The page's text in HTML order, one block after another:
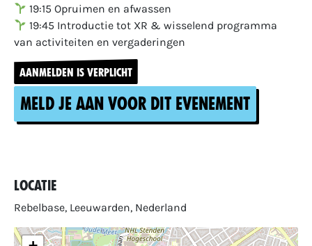
19:15 Opruimen en afwassen
19:45 Introductie tot XR & wisselend programma
van activiteiten en vergaderingen
AANMELDEN IS VERPLICHT
Meld je aan voor dit evenement
Locatie
Rebelbase, Leeuwarden, Nederland